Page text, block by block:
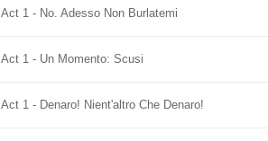
Act 1 - No. Adesso Non Burlatemi
Act 1 - Un Momento: Scusi
Act 1 - Denaro! Nient'altro Che Denaro!